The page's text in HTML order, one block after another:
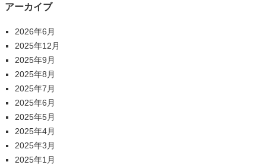
アーカイブ
2026年6月
2025年12月
2025年9月
2025年8月
2025年7月
2025年6月
2025年5月
2025年4月
2025年3月
2025年1月